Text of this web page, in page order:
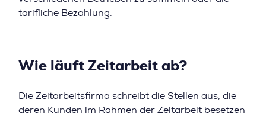
tarifliche Bezahlung.
Wie läuft Zeitarbeit ab?
Die Zeitarbeitsfirma schreibt die Stellen aus, die
deren Kunden im Rahmen der Zeitarbeit besetzen